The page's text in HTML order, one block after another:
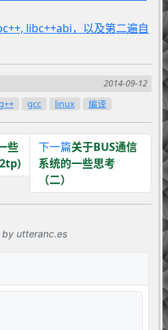
libc++abi，以及第二遍自
2014-09-12
gcc linux 编译
些
下一篇关于BUS通信
系统的一些思考
（二）